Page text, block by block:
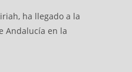
ha llegado a la
Andalucía en la